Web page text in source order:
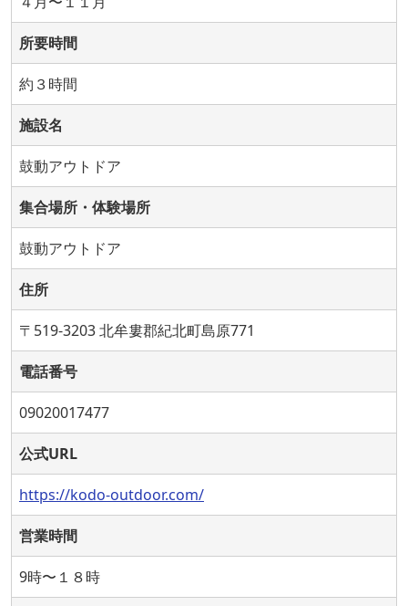
所要時間
約３時間
施設名
鼓動アウトドア
集合場所・体験場所
鼓動アウトドア
住所
〒519-3203 北牟婁郡紀北町島原771
電話番号
09020017477
公式URL
https://kodo-outdoor.com/
営業時間
9時〜１８時